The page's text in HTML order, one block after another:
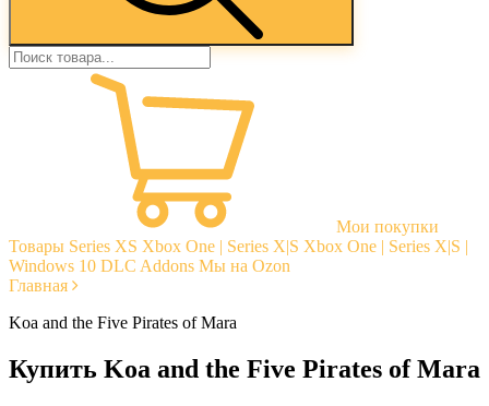
Мои покупки
Товары Series XS Xbox One | Series X|S Xbox One | Series X|S |
Windows 10 DLC Addons Мы на Ozon
Главная
Koa and the Five Pirates of Mara
Купить Koa and the Five Pirates of Mara